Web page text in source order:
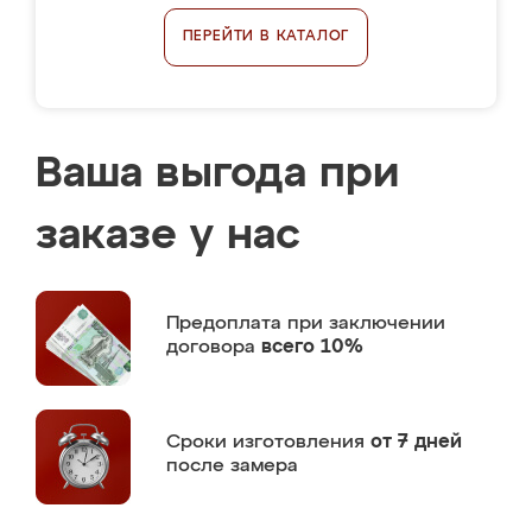
ПЕРЕЙТИ В КАТАЛОГ
Ваша выгода при
заказе у нас
Предоплата при заключении
договора всего 10%
Сроки изготовления от 7 дней
после замера